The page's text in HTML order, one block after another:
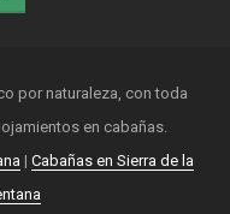
por naturaleza, con toda
en cabañas.
| Cabañas en Sierra de la